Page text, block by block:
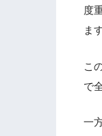
度
ま
こ
で
一